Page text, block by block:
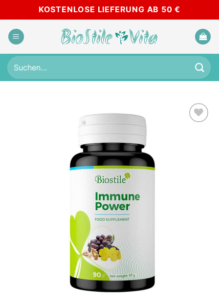
Inhalt
springen
KOSTENLOSE LIEFERUNG AB 50 €
Suchen
nach: